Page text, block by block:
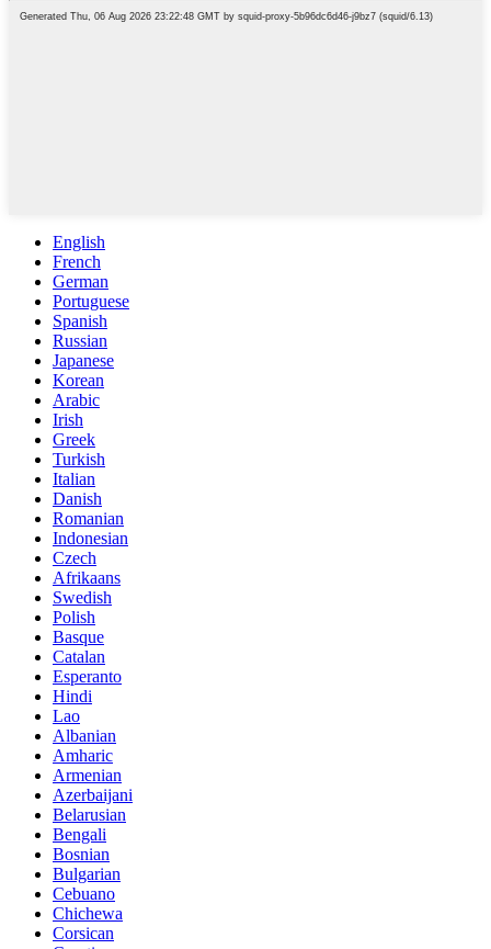
English
French
German
Portuguese
Spanish
Russian
Japanese
Korean
Arabic
Irish
Greek
Turkish
Italian
Danish
Romanian
Indonesian
Czech
Afrikaans
Swedish
Polish
Basque
Catalan
Esperanto
Hindi
Lao
Albanian
Amharic
Armenian
Azerbaijani
Belarusian
Bengali
Bosnian
Bulgarian
Cebuano
Chichewa
Corsican